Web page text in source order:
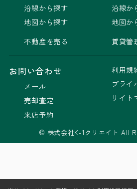
沿線から探す
地図から探す
不動産を売る
沿線か
地図か
賃貸管
お問い合わせ
メール
売却査定
来店予約
利用規
プライ
サイト
© 株式会社K-1クリエイト All